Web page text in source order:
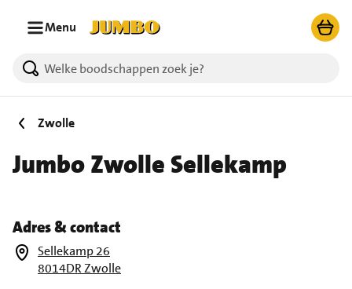
Menu
Zwolle
Jumbo Zwolle Sellekamp
Adres & contact
Sellekamp 26
8014DR Zwolle